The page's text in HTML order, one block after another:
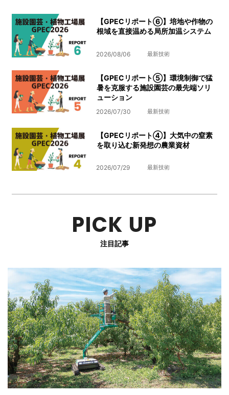
【GPECリポート⑥】培地や作物の
根域を直接温める局所加温システム
2026/08/06 最新技術
【GPECリポート⑤】環境制御で猛
暑を克服する施設園芸の最先端ソリ
ューション
2026/07/30 最新技術
【GPECリポート④】大気中の窒素
を取り込む新発想の農業資材
2026/07/29 最新技術
PICK UP
注目記事